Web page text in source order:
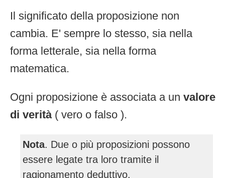
Il significato della proposizione non
cambia. E' sempre lo stesso, sia nella
forma letterale, sia nella forma
matematica.
Ogni proposizione è associata a un valore
di verità( vero o falso ).
Nota. Due o più proposizioni possono
essere legate tra loro tramite il
ragionamento deduttivo.